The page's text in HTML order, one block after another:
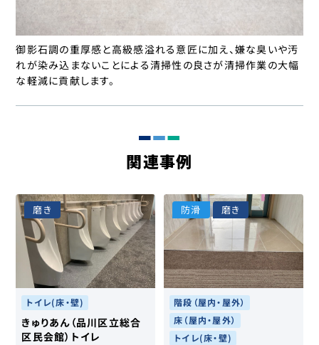
御影石調の重厚感と高級感溢れる意匠に加え、嫌な臭いや汚
れが染み込まないことによる清掃性の良さが清掃作業の大幅
な軽減に貢献します。
関連事例
磨き
トイレ(床・壁)
きゅりあん（品川区立総合
区民会館）トイレ
防滑 磨き
階段（屋内・屋外）
床（屋内・屋外）
トイレ(床・壁)